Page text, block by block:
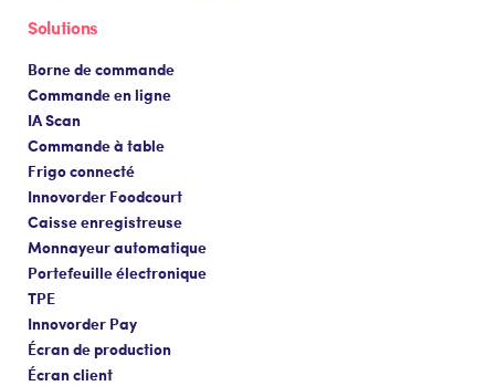
Solutions
Borne de commande
Commande en ligne
IA Scan
Commande à table
Frigo connecté
Innovorder Foodcourt
Caisse enregistreuse
Monnayeur automatique
Portefeuille électronique
TPE
Innovorder Pay
Écran de production
Écran client